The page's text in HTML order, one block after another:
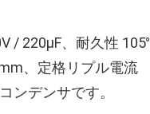
/ 220µF、耐久性
、定格リプル電流
ンデンサです。